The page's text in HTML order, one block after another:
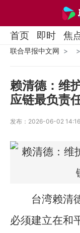
首页 即时 焦
联合早报中文网
赖清德：维
应链最负责
发布：2026-06-02 14:16
台湾赖清
必须建立在和